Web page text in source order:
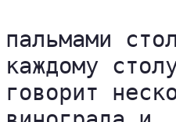
пальмами
каждому
говорит